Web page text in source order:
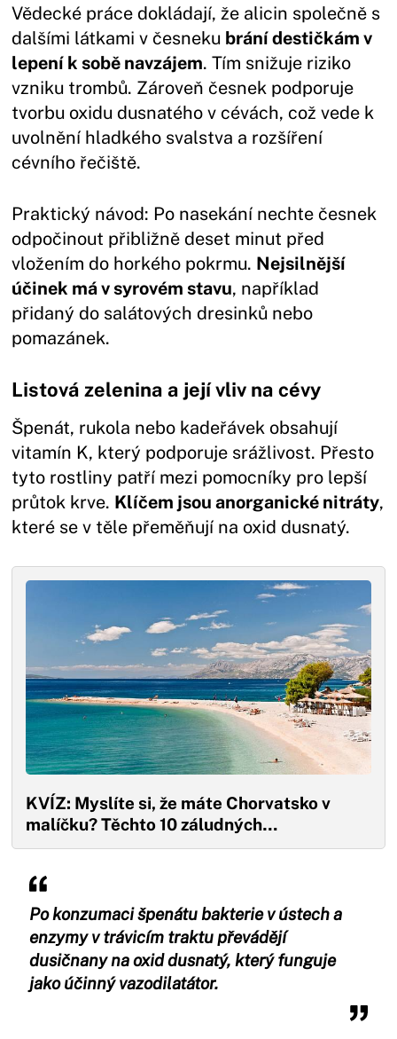
Vědecké práce dokládají, že alicin společně s
dalšími látkami v česneku brání destičkám v
lepení k sobě navzájem. Tím snižuje riziko
vzniku trombů. Zároveň česnek podporuje
tvorbu oxidu dusnatého v cévách, což vede k
uvolnění hladkého svalstva a rozšíření
cévního řečiště.
Praktický návod: Po nasekání nechte česnek
odpočinout přibližně deset minut před
vložením do horkého pokrmu. Nejsilnější
účinek má v syrovém stavu, například
přidaný do salátových dresinků nebo
pomazánek.
Listová zelenina a její vliv na cévy
Špenát, rukola nebo kadeřávek obsahují
vitamín K, který podporuje srážlivost. Přesto
tyto rostliny patří mezi pomocníky pro lepší
průtok krve. Klíčem jsou anorganické nitráty,
které se v těle přeměňují na oxid dusnatý.
KVÍZ: Myslíte si, že máte Chorvatsko v
malíčku? Těchto 10 záludných…
Po konzumaci špenátu bakterie v ústech a
enzymy v trávicím traktu převádějí
dusičnany na oxid dusnatý, který funguje
jako účinný vazodilatátor.